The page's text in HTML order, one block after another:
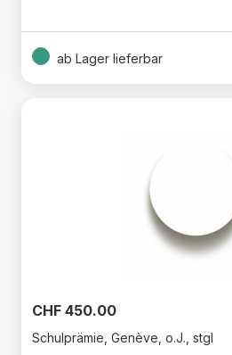
ab Lager lieferbar
CHF 450.00
Schulprämie, Genève, o.J., stgl